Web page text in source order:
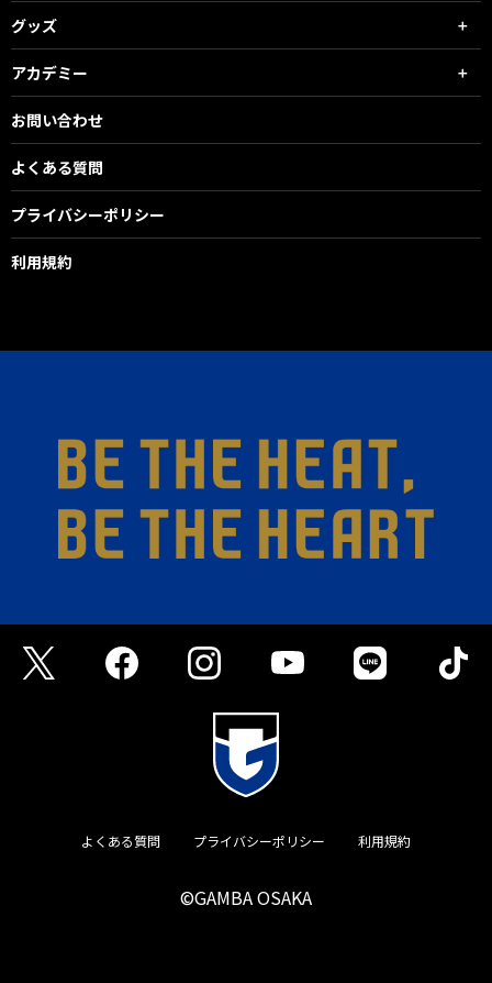
グッズ
アカデミー
お問い合わせ
よくある質問
プライバシーポリシー
利用規約
よくある質問 プライバシーポリシー 利用規約
©GAMBA OSAKA